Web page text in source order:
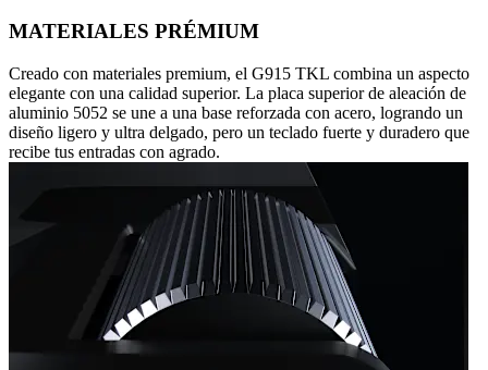
MATERIALES PRÉMIUM
Creado con materiales premium, el G915 TKL combina un aspecto
elegante con una calidad superior. La placa superior de aleación de
aluminio 5052 se une a una base reforzada con acero, logrando un
diseño ligero y ultra delgado, pero un teclado fuerte y duradero que
recibe tus entradas con agrado.